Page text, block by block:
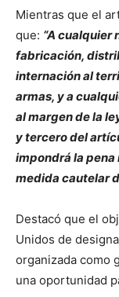
Mientras que el
que: “A cualquier
fabricación,
internación al
armas, y a
al margen de la
y tercero del
impondrá la pena
medida cautelar
Destacó que el
Unidos de
organizada como
una oportunidad